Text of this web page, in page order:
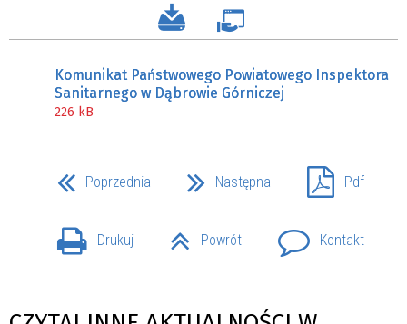
Komunikat Państwowego Powiatowego Inspektora
Sanitarnego w Dąbrowie Górniczej
226 kB
Poprzednia Następna Pdf
Drukuj Powrót Kontakt